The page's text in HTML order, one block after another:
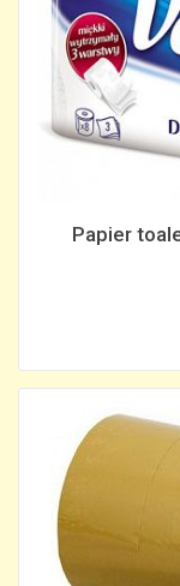
Papier